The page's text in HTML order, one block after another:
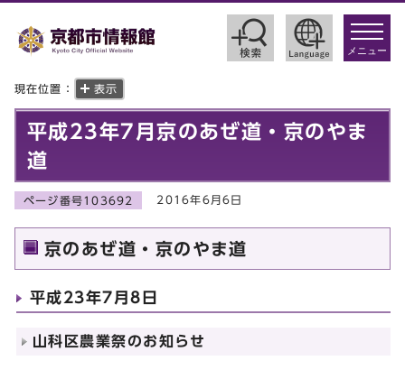
toggle
メニュー
現在位置： 表示
平成23年7月京のあぜ道・京のやま
道
ページ番号103692 2016年6月6日
京のあぜ道・京のやま道
平成23年7月8日
山科区農業祭のお知らせ